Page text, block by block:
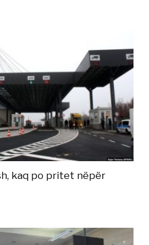
kaq po pritet nëpër